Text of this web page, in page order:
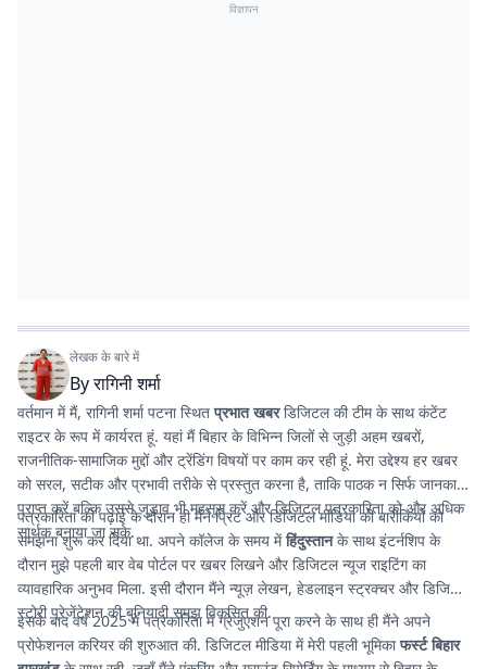
विज्ञापन
लेखक के बारे में
Byरागिनी शर्मा
वर्तमान में मैं, रागिनी शर्मा पटना स्थितप्रभात खबरडिजिटल की टीम के साथ कंटेंट
राइटर के रूप में कार्यरत हूं. यहां मैं बिहार के विभिन्न जिलों से जुड़ी अहम खबरों,
राजनीतिक-सामाजिक मुद्दों और ट्रेंडिंग विषयों पर काम कर रही हूं. मेरा उद्देश्य हर खबर
को सरल, सटीक और प्रभावी तरीके से प्रस्तुत करना है, ताकि पाठक न सिर्फ जानकारी
प्राप्त करें बल्कि उससे जुड़ाव भी महसूस करें और डिजिटल पत्रकारिता को और अधिक
सार्थक बनाया जा सके.
पत्रकारिता की पढ़ाई के दौरान ही मैंने प्रिंट और डिजिटल मीडिया की बारीकियों को
समझना शुरू कर दिया था. अपने कॉलेज के समय मेंहिंदुस्तानके साथ इंटर्नशिप के
दौरान मुझे पहली बार वेब पोर्टल पर खबर लिखने और डिजिटल न्यूज राइटिंग का
व्यावहारिक अनुभव मिला. इसी दौरान मैंने न्यूज़ लेखन, हेडलाइन स्ट्रक्चर और डिजिटल
स्टोरी प्रेजेंटेशन की बुनियादी समझ विकसित की.
इसके बाद वर्ष 2025 में पत्रकारिता में ग्रेजुएशन पूरा करने के साथ ही मैंने अपने
प्रोफेशनल करियर की शुरुआत की. डिजिटल मीडिया में मेरी पहली भूमिकाफर्स्ट बिहार